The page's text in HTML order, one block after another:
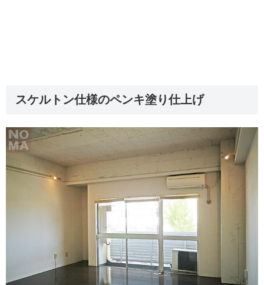
スケルトン仕様のペンキ塗り仕上げ